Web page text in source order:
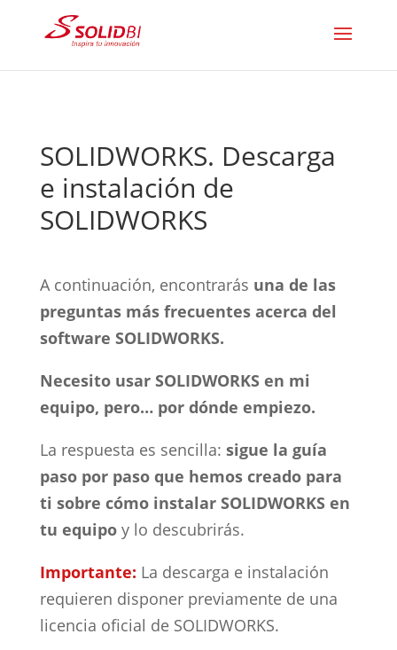
SOLIDWORKS. Descarga
e instalación de
SOLIDWORKS
A continuación, encontrarás una de las
preguntas más frecuentes acerca del
software SOLIDWORKS.
Necesito usar SOLIDWORKS en mi
equipo, pero… por dónde empiezo.
La respuesta es sencilla: sigue la guía
paso por paso que hemos creado para
ti sobre cómo instalar SOLIDWORKS en
tu equipoy lo descubrirás.
Importante: La descarga e instalación
requieren disponer previamente de una
licencia oficial de SOLIDWORKS.